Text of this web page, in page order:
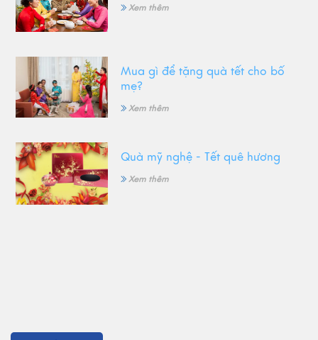
Xem thêm
Mua gì để tặng quà tết cho bố
mẹ?
Xem thêm
Quà mỹ nghệ - Tết quê hương
Xem thêm